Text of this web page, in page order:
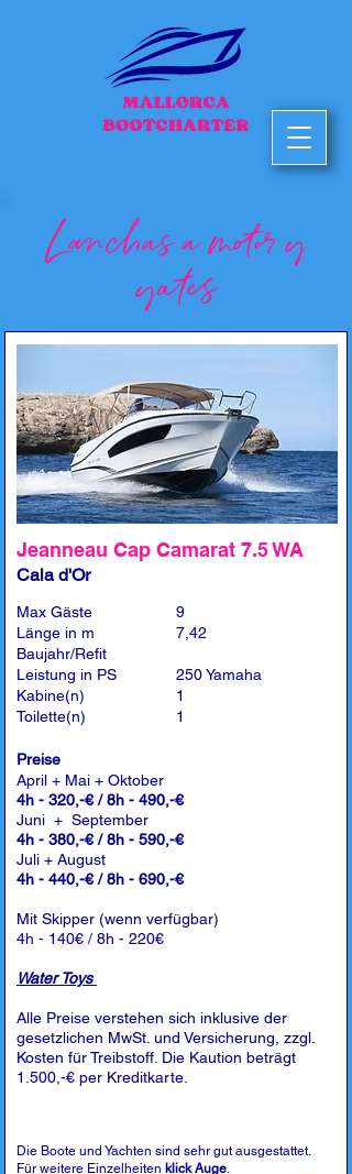
Lanchas a motor y
yates
Jeanneau Cap Camarat 7.5 WA
Cala d'Or
Max Gäste
Länge in m
Baujahr/Refit
Leistung in PS
Kabine(n)
Toilette(n)
9
7,42
250 Yamaha
1
1
Preise
April + Mai + Oktober
4h - 320,-€ / 8h - 490,-€
Juni + September
4h - 380,-€ / 8h - 590,-€
Juli + August
4h - 440,-€ / 8h - 690,-€
Mit Skipper (wenn verfügbar)
4h - 140€ / 8h - 220€
Water Toys
Alle Preise verstehen sich inklusive der
gesetzlichen MwSt. und Versicherung, zzgl.
Kosten für Treibstoff. Die Kaution beträgt
1.500,-€ per Kreditkarte.
Die Boote und Yachten sind sehr gut ausgestattet.
Für weitere Einzelheiten klick Auge.